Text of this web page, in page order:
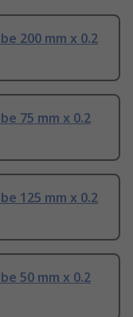
200 mm x 0.2
75 mm x 0.2
125 mm x 0.2
50 mm x 0.2